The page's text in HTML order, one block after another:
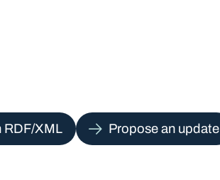
RDF/XML Propose an update